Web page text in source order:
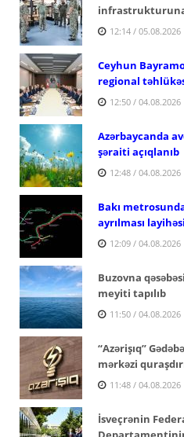
12:14 / 05.08.2026
Ceyhun
regional
12:50 / 04.08.2026
Azərbaycanda
şəraiti açıqlanıb
12:48 / 04.08.2026
Bakı
ayrılması
12:09 / 04.08.2026
Buzovna
meyiti tapılıb
11:50 / 04.08.2026
“Azərişıq”
mərkəzi
11:48 / 04.08.2026
İsveçrənin